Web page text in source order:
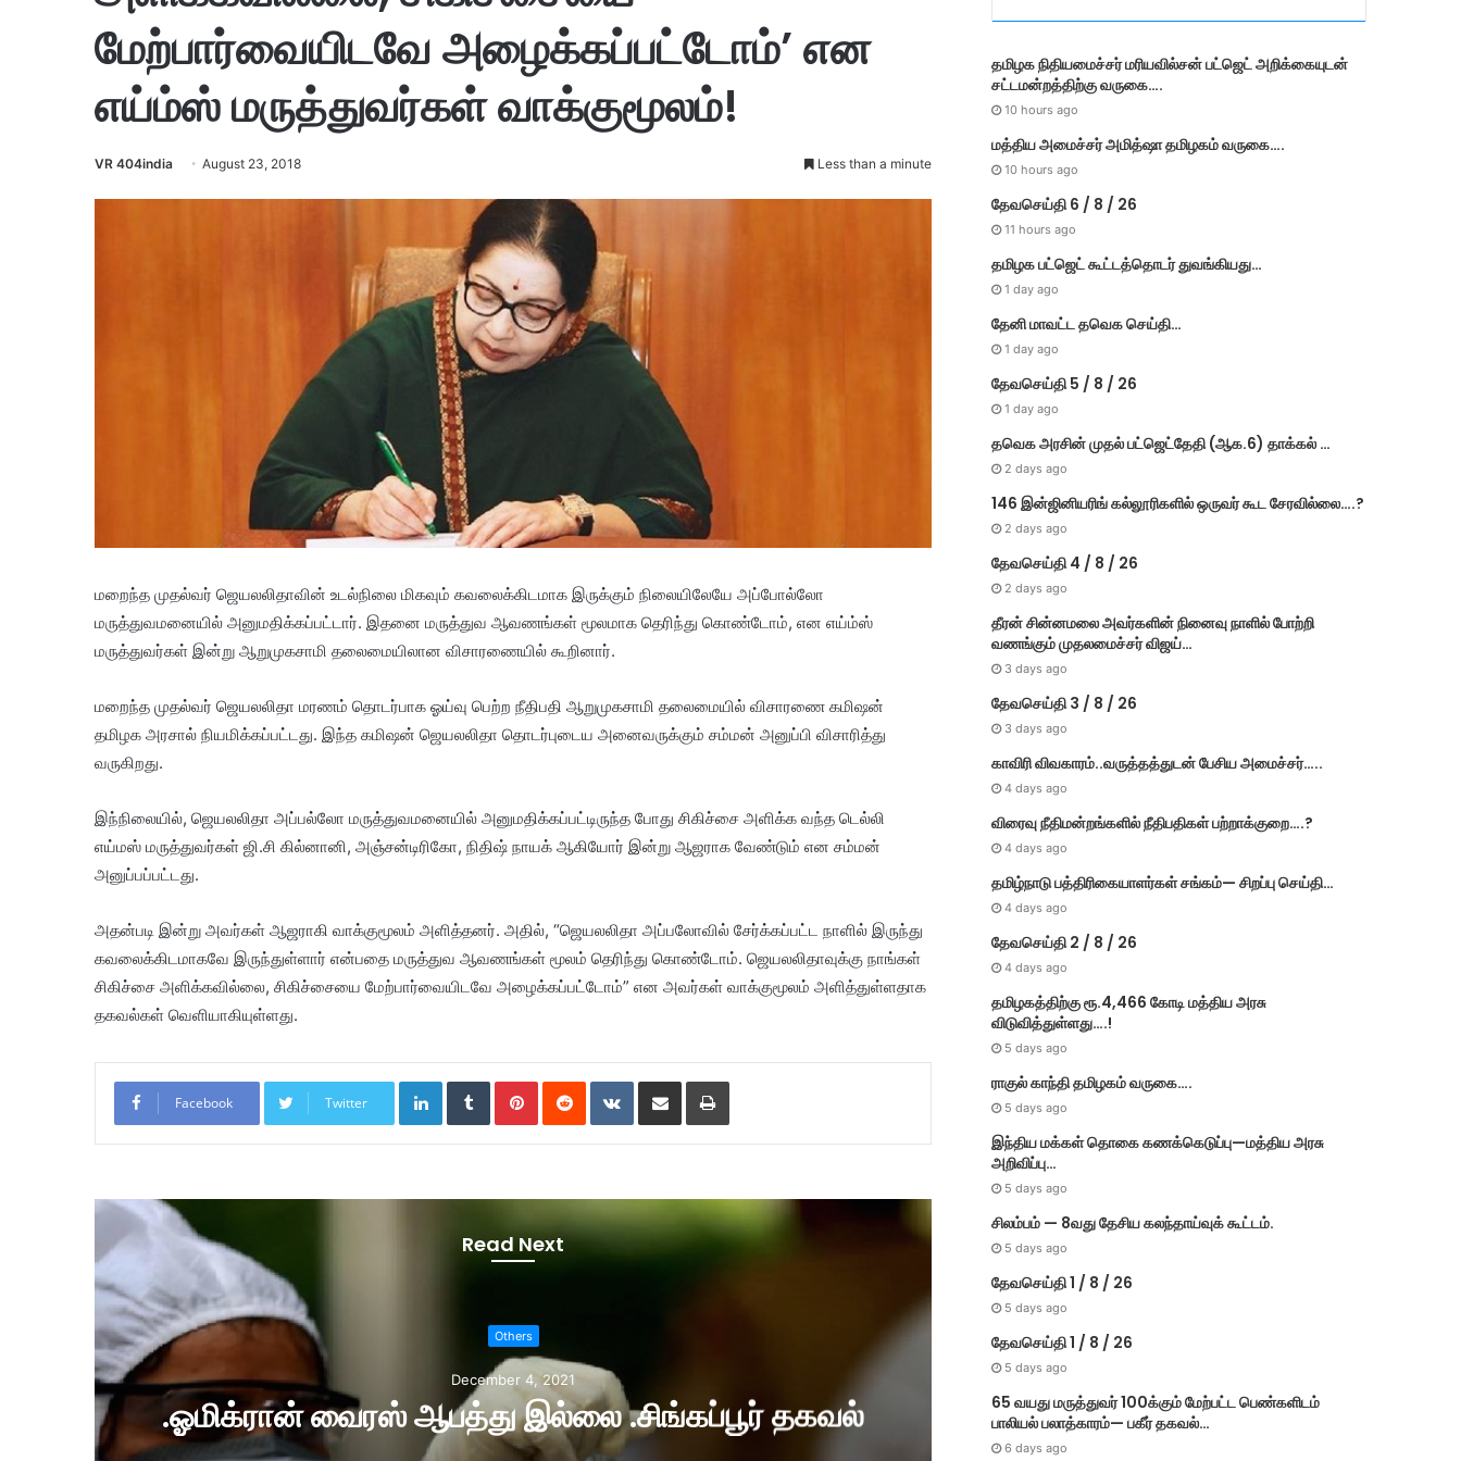
மேற்பார்வையிடவே அழைக்கப்பட்டோம்’ என
எய்ம்ஸ் மருத்துவர்கள் வாக்குமூலம்!
VR 404india August 23, 2018 Less than a minute
மறைந்த முதல்வர் ஜெயலலிதாவின் உடல்நிலை மிகவும் கவலைக்கிடமாக இருக்கும் நிலையிலேயே அப்போல்லோ
மருத்துவமனையில் அனுமதிக்கப்பட்டார். இதனை மருத்துவ ஆவணங்கள் மூலமாக தெரிந்து கொண்டோம், என எய்ம்ஸ்
மருத்துவர்கள் இன்று ஆறுமுகசாமி தலைமையிலான விசாரணையில் கூறினார்.
மறைந்த முதல்வர் ஜெயலலிதா மரணம் தொடர்பாக ஓய்வு பெற்ற நீதிபதி ஆறுமுகசாமி தலைமையில் விசாரணை கமிஷன்
தமிழக அரசால் நியமிக்கப்பட்டது. இந்த கமிஷன் ஜெயலலிதா தொடர்புடைய அனைவருக்கும் சம்மன் அனுப்பி விசாரித்து
வருகிறது.
இந்நிலையில், ஜெயலலிதா அப்பல்லோ மருத்துவமனையில் அனுமதிக்கப்பட்டிருந்த போது சிகிச்சை அளிக்க வந்த டெல்லி
எய்மஸ் மருத்துவர்கள் ஜி.சி கில்னானி, அஞ்சன்டிரிகோ, நிதிஷ் நாயக் ஆகியோர் இன்று ஆஜராக வேண்டும் என சம்மன்
அனுப்பப்பட்டது.
அதன்படி இன்று அவர்கள் ஆஜராகி வாக்குமூலம் அளித்தனர். அதில், “ஜெயலலிதா அப்பலோவில் சேர்க்கப்பட்ட நாளில் இருந்து
கவலைக்கிடமாகவே இருந்துள்ளார் என்பதை மருத்துவ ஆவணங்கள் மூலம் தெரிந்து கொண்டோம். ஜெயலலிதாவுக்கு நாங்கள்
சிகிச்சை அளிக்கவில்லை, சிகிச்சையை மேற்பார்வையிடவே அழைக்கப்பட்டோம்” என அவர்கள் வாக்குமூலம் அளித்துள்ளதாக
தகவல்கள் வெளியாகியுள்ளது.
Facebook Twitter
LinkedIn Tumblr Pinterest Reddit VKontakte
Read Next
Others
December 4, 2021
.ஓமிக்ரான் வைரஸ் ஆபத்து இல்லை .சிங்கப்பூர் தகவல்
இந்தியாவில் புதிய வைரைஸ் நோய் குஜராத்தின்
s
தமி​ழ​க நிதியமைச்சர் மரியவில்சன் பட்ஜெட் அறிக்கையுடன்
சட்டமன்றத்திற்கு வருகை….
10 hours ago
மத்திய அமைச்சர் அமித்ஷா தமிழகம் வருகை….
10 hours ago
தேவசெய்தி 6 / 8 / 26
11 hours ago
தமிழக பட்ஜெட் கூட்டத்தொடர் துவங்கியது…
1 day ago
தேனி மாவட்ட தவெக செய்தி…
1 day ago
தேவசெய்தி 5 / 8 / 26
1 day ago
தவெக அரசின் முதல் பட்​ஜெட்தேதி (ஆக.6) தாக்​கல் …
2 days ago
146 இன்ஜினியரிங் கல்லூரிகளில் ஒருவர் கூட சேரவில்லை….?
2 days ago
தேவசெய்தி 4 / 8 / 26
2 days ago
தீரன் சின்னமலை அவர்களின் நினைவு நாளில் போற்றி
வணங்கும் முதலமைச்சர் விஜய்…
3 days ago
தேவசெய்தி 3 / 8 / 26
3 days ago
காவிரி விவகாரம்..வருத்தத்துடன் பேசிய அமைச்சர்…..
4 days ago
விரைவு நீதிமன்றங்களில் நீதிபதிகள் பற்றாக்குறை….?
4 days ago
தமிழ்நாடு பத்திரிகையாளர்கள் சங்கம்— சிறப்பு செய்தி…
4 days ago
தேவசெய்தி 2 / 8 / 26
4 days ago
தமிழகத்திற்கு ரூ.4,466 கோடி மத்திய அரசு
விடுவித்துள்ளது….!
5 days ago
ராகுல் காந்தி தமிழகம் வருகை….
5 days ago
இந்திய மக்கள் தொகை கணக்கெடுப்பு—மத்திய அரசு
அறிவிப்பு…
5 days ago
சிலம்பம் — 8வது தேசிய கலந்தாய்வுக் கூட்டம்.
5 days ago
தேவசெய்தி 1 / 8 / 26
5 days ago
தேவசெய்தி 1 / 8 / 26
5 days ago
65 வயது மருத்துவர் 100க்கும் மேற்பட்ட பெண்களிடம்
பாலியல் பலாத்காரம்— பகீர் தகவல்…
6 days ago